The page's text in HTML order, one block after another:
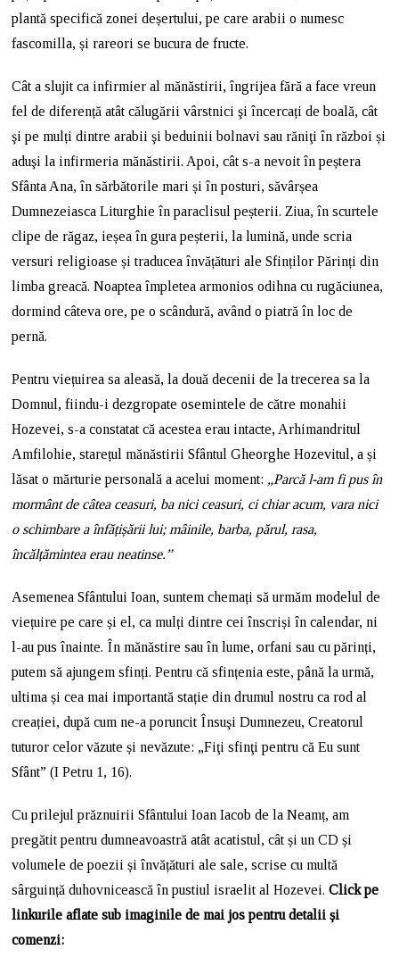
plantă specifică zonei deșertului, pe care arabii o numesc
fascomilla, și rareori se bucura de fructe.
Cât a slujit ca infirmier al mănăstirii, îngrijea fără a face vreun
fel de diferență atât călugării vârstnici şi încercați de boală, cât
şi pe mulți dintre arabii şi beduinii bolnavi sau răniţi în război și
aduşi la infirmeria mănăstirii. Apoi, cât s-a nevoit în peștera
Sfânta Ana, în sărbătorile mari și în posturi, săvârșea
Dumnezeiasca Liturghie în paraclisul peșterii. Ziua, în scurtele
clipe de răgaz, ieșea în gura peșterii, la lumină, unde scria
versuri religioase și traducea învățături ale Sfinților Părinți din
limba greacă. Noaptea împletea armonios odihna cu rugăciunea,
dormind câteva ore, pe o scândură, având o piatră în loc de
pernă.
Pentru viețuirea sa aleasă, la două decenii de la trecerea sa la
Domnul, fiindu-i dezgropate osemintele de către monahii
Hozevei, s-a constatat că acestea erau intacte, Arhimandritul
Amfilohie, starețul mănăstirii Sfântul Gheorghe Hozevitul, a și
lăsat o mărturie personală a acelui moment: „Parcă l-am fi pus în
mormânt de câtea ceasuri, ba nici ceasuri, ci chiar acum, vara nici
o schimbare a înfățișării lui; mâinile, barba, părul, rasa,
încălțămintea erau neatinse.”
Asemenea Sfântului Ioan, suntem chemați să urmăm modelul de
viețuire pe care și el, ca mulți dintre cei înscriși în calendar, ni
l-au pus înainte. În mănăstire sau în lume, orfani sau cu părinți,
putem să ajungem sfinți. Pentru că sfințenia este, până la urmă,
ultima și cea mai importantă stație din drumul nostru ca rod al
creației, după cum ne-a poruncit Însuşi Dumnezeu, Creatorul
tuturor celor văzute și nevăzute: „Fiţi sfinţi pentru că Eu sunt
Sfânt” (I Petru 1, 16).
Cu prilejul prăznuirii Sfântului Ioan Iacob de la Neamț, am
pregătit pentru dumneavoastră atât acatistul, cât și un CD și
volumele de poezii și învățături ale sale, scrise cu multă
sârguință duhovnicească în pustiul israelit al Hozevei.Click pe
linkurile aflate sub imaginile de mai jos pentru detalii și
comenzi: